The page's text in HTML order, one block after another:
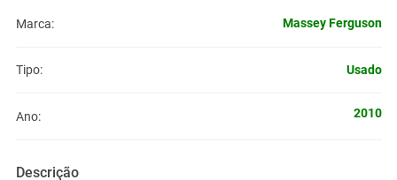
Marca: Massey Ferguson
Tipo: Usado
Ano: 2010
Descrição